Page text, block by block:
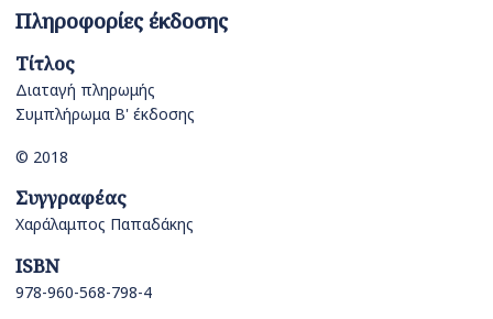
Πληροφορίες έκδοσης
Τίτλος
Διαταγή πληρωμής
Συμπλήρωμα Β' έκδοσης
© 2018
Συγγραφέας
Χαράλαμπος Παπαδάκης
ISBN
978-960-568-798-4